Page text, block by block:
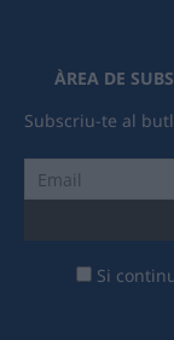
ÀREA DE
Subscriu-te al
Si